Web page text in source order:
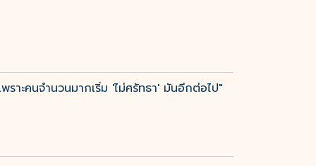
าะคนจำนวนมากเริ่ม 'ไม่ศรัทธา' มันอีกต่อไป"